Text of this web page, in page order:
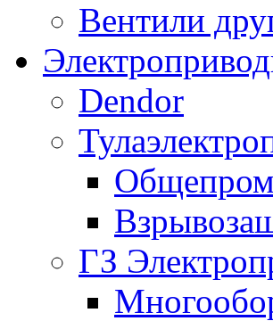
Вентили
Dendor
ГЗ